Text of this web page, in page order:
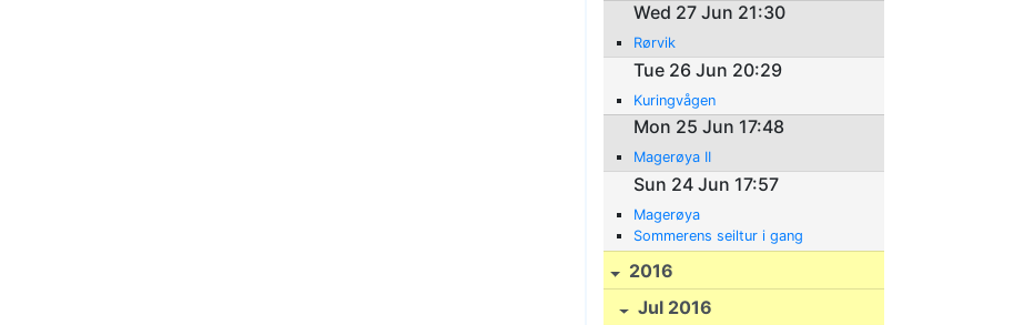
Wed 27 Jun 21:30
Rørvik
Tue 26 Jun 20:29
Kuringvågen
Mon 25 Jun 17:48
Magerøya II
Sun 24 Jun 17:57
Magerøya
Sommerens seiltur i gang
2016
Jul 2016